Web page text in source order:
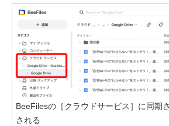
BeeFilesの［クラウドサービス］に同期
される